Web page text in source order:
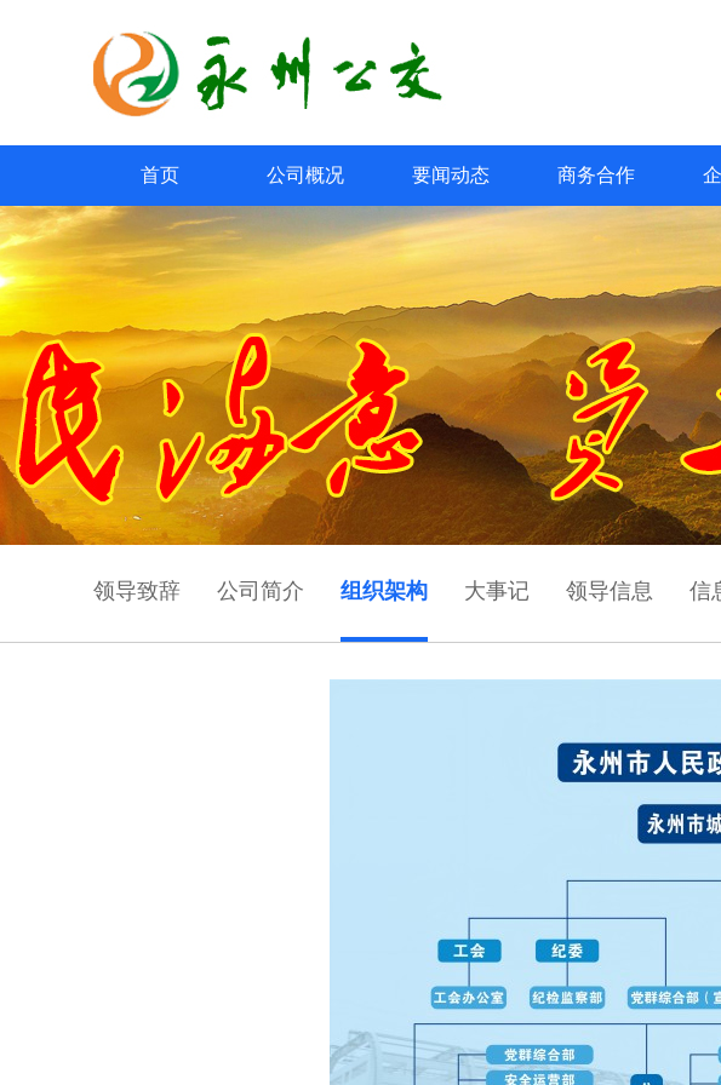
首页 公司概况 要闻动态 商务合作
领导致辞 公司简介 组织架构 大事记 领导信息 信